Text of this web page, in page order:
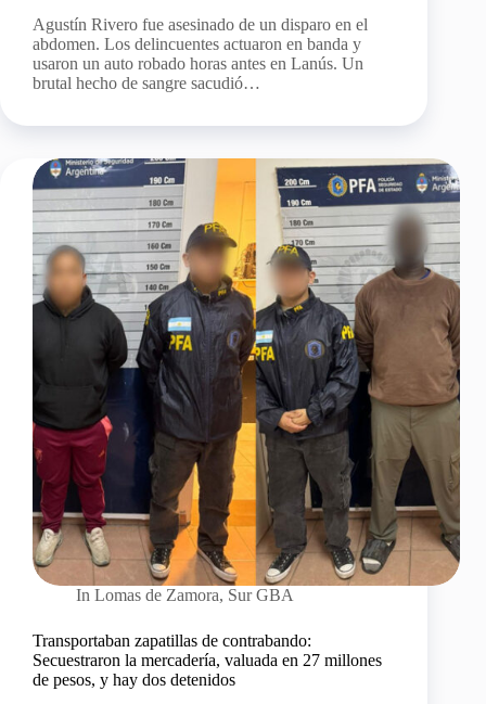
Agustín Rivero fue asesinado de un disparo en el
abdomen. Los delincuentes actuaron en banda y
usaron un auto robado horas antes en Lanús. Un
brutal hecho de sangre sacudió…
In Lomas de Zamora, Sur GBA
Transportaban zapatillas de contrabando:
Secuestraron la mercadería, valuada en 27 millones
de pesos, y hay dos detenidos